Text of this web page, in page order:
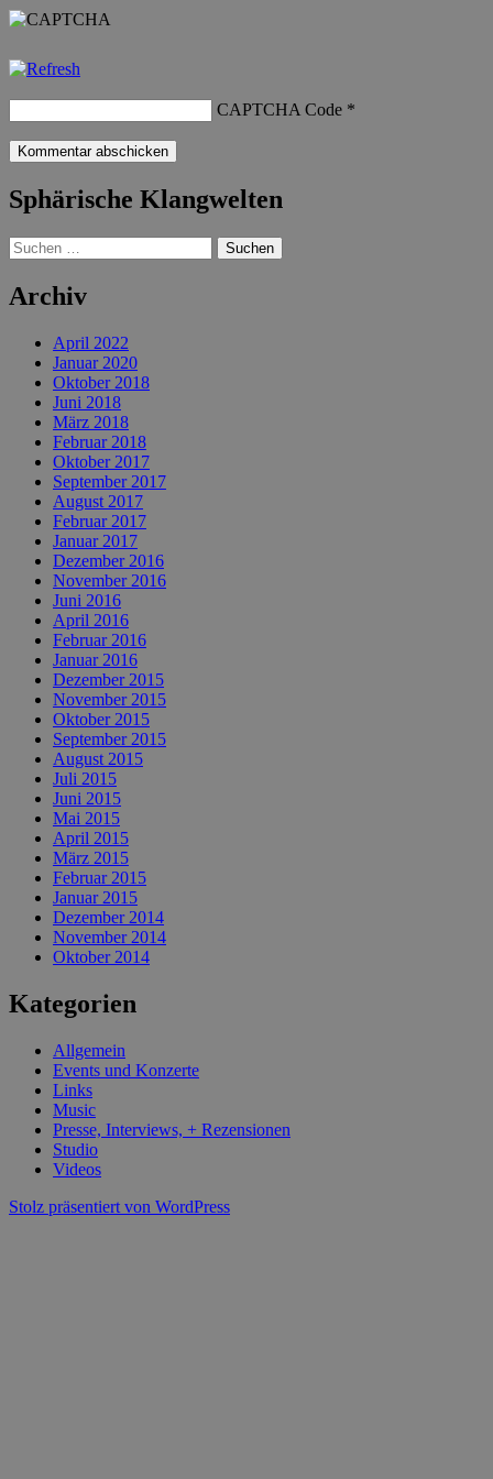
CAPTCHA Code *
Sphärische Klangwelten
Suchen
nach:
Archiv
April 2022
Januar 2020
Oktober 2018
Juni 2018
März 2018
Februar 2018
Oktober 2017
September 2017
August 2017
Februar 2017
Januar 2017
Dezember 2016
November 2016
Juni 2016
April 2016
Februar 2016
Januar 2016
Dezember 2015
November 2015
Oktober 2015
September 2015
August 2015
Juli 2015
Juni 2015
Mai 2015
April 2015
März 2015
Februar 2015
Januar 2015
Dezember 2014
November 2014
Oktober 2014
Kategorien
Allgemein
Events und Konzerte
Links
Music
Presse, Interviews, + Rezensionen
Studio
Videos
Stolz präsentiert von WordPress